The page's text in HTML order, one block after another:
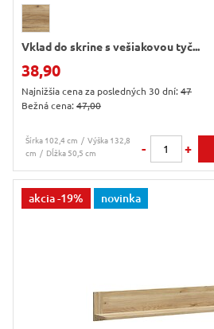
Vklad do skrine s vešiakovou tyč...
38,90
Najnižšia cena za posledných 30 dní: 47
Bežná cena: 47,00
Šírka 102,4 cm
Výška 132,8
cm
Dĺžka 50,5 cm - +
akcia-19% novinka